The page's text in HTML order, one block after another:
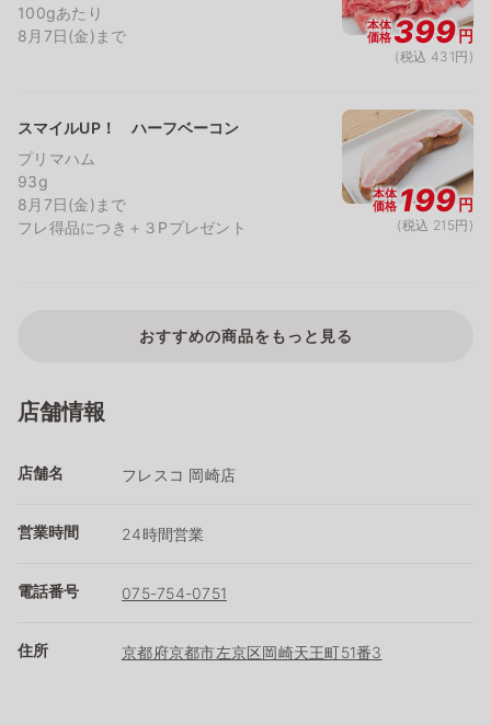
100gあたり
8月7日(金)まで
本体
価格399円
(税込 431円)
スマイルUP！ ハーフベーコン
プリマハム
93g
8月7日(金)まで
フレ得品につき＋３Pプレゼント
本体
価格199円
(税込 215円)
おすすめの商品をもっと見る
店舗情報
店舗名 フレスコ 岡崎店
営業時間 24時間営業
電話番号 075-754-0751
住所 京都府京都市左京区岡崎天王町51番3